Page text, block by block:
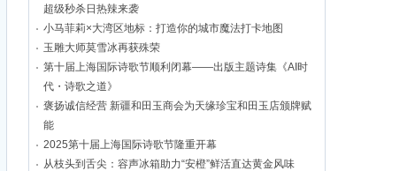
超级秒杀日热辣来袭
小马菲莉×大湾区地标：打造你的城市魔法打卡地图
玉雕大师莫雪冰再获殊荣
第十届上海国际诗歌节顺利闭幕——出版主题诗集《AI时
代・诗歌之道》
褒扬诚信经营 新疆和田玉商会为天缘珍宝和田玉店颁牌赋
能
2025第十届上海国际诗歌节隆重开幕
从枝头到舌尖：容声冰箱助力“安橙”鲜活直达黄金风味